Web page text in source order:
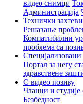
видео снимци
Администрација
Технички
Решавање
Компатибилни
проблема са
Специјализовани
Портал за негу
здравствене
О видео позиву
Чланци и студије
Безбедност